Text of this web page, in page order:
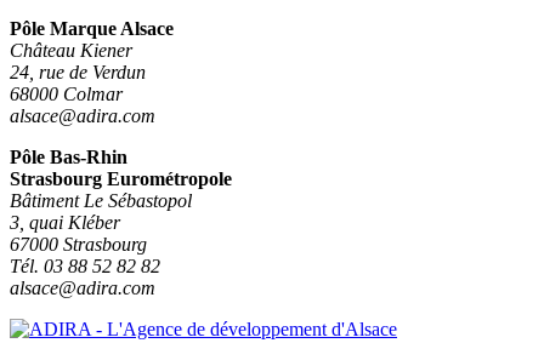
Pôle Marque Alsace
Château Kiener
24, rue de Verdun
68000 Colmar
alsace@adira.com
Pôle Bas-Rhin
Strasbourg Eurométropole
Bâtiment Le Sébastopol
3, quai Kléber
67000 Strasbourg
Tél. 03 88 52 82 82
alsace@adira.com